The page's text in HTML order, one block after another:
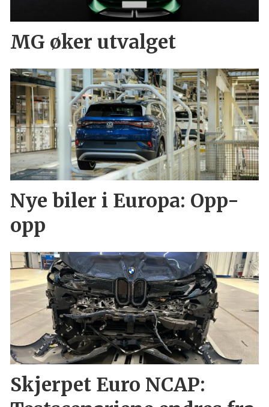
MG øker utvalget
Nye biler i Europa: Opp-
opp
Skjerpet Euro NCAP: